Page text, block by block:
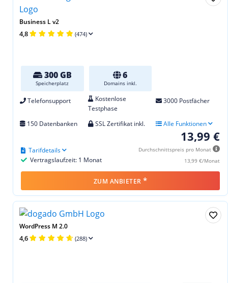
Business L v2
4,8 (474)
300 GB
Speicherplatz
6
Domains inkl.
Telefonsupport
Kostenlose
Testphase
3000 Postfächer
150 Datenbanken SSL Zertifikat inkl. Alle Funktionen
13,99 €
Durchschnittspreis pro Monat
13,99 €/Monat
Vertragslaufzeit: 1 Monat
Tarifdetails
ZUM ANBIETER *
WordPress M 2.0
4,6 (288)